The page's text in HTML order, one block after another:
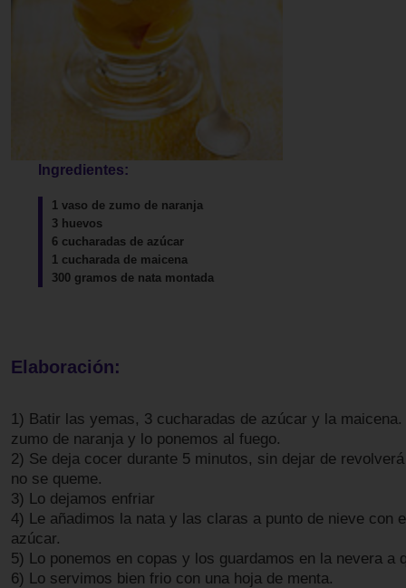
Ingredientes:
1 vaso de zumo de naranja
3 huevos
6 cucharadas de azúcar
1 cucharada de maicena
300 gramos de nata montada
Elaboración:
1) Batir las yemas, 3 cucharadas de azúcar y la maicena.
zumo de naranja y lo ponemos al fuego.
2) Se deja cocer durante 5 minutos, sin dejar de
no se queme.
3) Lo dejamos enfriar
4) Le añadimos la nata y las claras a punto de nieve con
azúcar.
5) Lo ponemos en copas y los guardamos en la nevera a
6) Lo servimos bien frio con una hoja de menta.